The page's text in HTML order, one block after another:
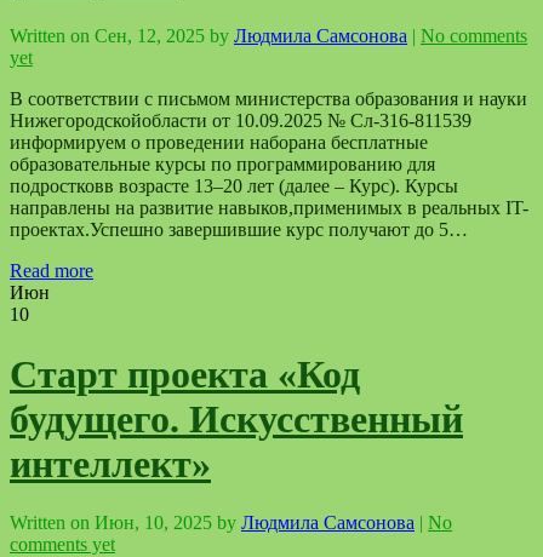
Written on Сен, 12, 2025 by Людмила Самсонова | No comments
yet
В соответствии с письмом министерства образования и науки
Нижегородскойобласти от 10.09.2025 № Сл-316-811539
информируем о проведении наборана бесплатные
образовательные курсы по программированию для
подростковв возрасте 13–20 лет (далее – Курс). Курсы
направлены на развитие навыков,применимых в реальных IT-
проектах.Успешно завершившие курс получают до 5…
Read more
Июн
10
Старт проекта «Код
будущего. Искусственный
интеллект»
Written on Июн, 10, 2025 by Людмила Самсонова | No
comments yet